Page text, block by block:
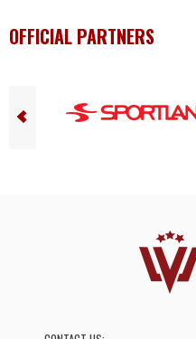
OFFICIAL PARTNERS